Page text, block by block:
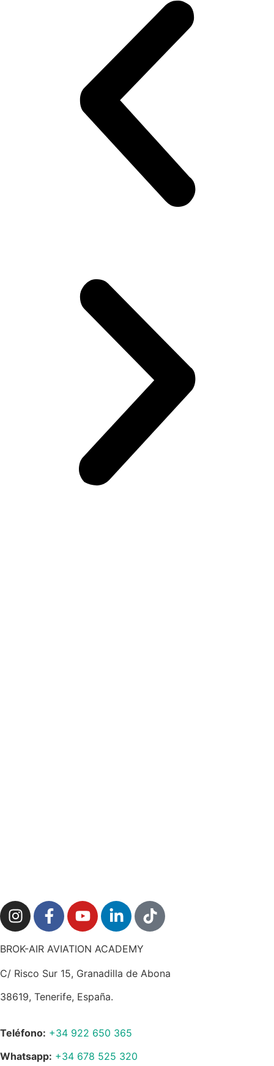
BROK-AIR AVIATION ACADEMY
C/ Risco Sur 15, Granadilla de Abona
38619, Tenerife, España.
Teléfono: +34 922 650 365
Whatsapp: +34 678 525 320